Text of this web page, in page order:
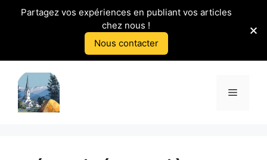
contenu
Menu
Partagez vos expériences en publiant vos articles
chez nous !
Nous contacter